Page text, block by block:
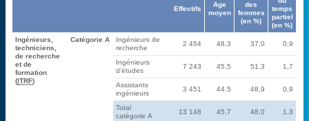
Effectifs
Age
moyen
des
femmes
(en %)
temps
partiel
(en %)
Ingénieurs,
techniciens,
de recherche
et de
formation
(ITRF)
Catégorie A
Ingénieurs de
recherche
2 454 48,3 37,0 0,9
Ingénieurs
d'études
7 243 45,5 51,3 1,7
Assistants
ingénieurs
3 451 44,5 48,9 0,9
Total
catégorie A
13 148 45,7 48,0 1,3